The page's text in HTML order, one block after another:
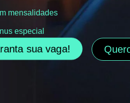
mensalidades
especial
sua vaga!